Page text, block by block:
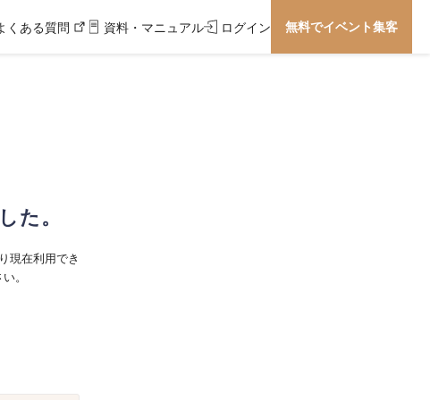
くある質問 資料・マニュアル ログイン 無料でイベント集客
た。
現在利用でき
。